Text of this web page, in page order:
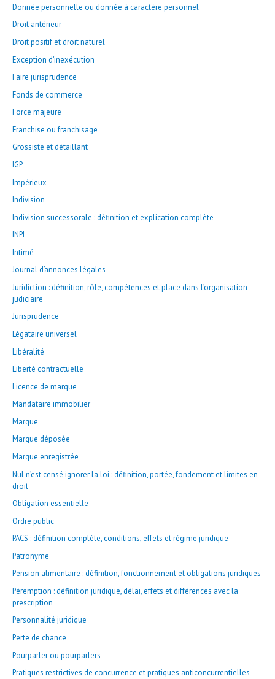
Donnée personnelle ou donnée à caractère personnel
Droit antérieur
Droit positif et droit naturel
Exception d’inexécution
Faire jurisprudence
Fonds de commerce
Force majeure
Franchise ou franchisage
Grossiste et détaillant
IGP
Impérieux
Indivision
Indivision successorale : définition et explication complète
INPI
Intimé
Journal d’annonces légales
Juridiction : définition, rôle, compétences et place dans l’organisation
judiciaire
Jurisprudence
Légataire universel
Libéralité
Liberté contractuelle
Licence de marque
Mandataire immobilier
Marque
Marque déposée
Marque enregistrée
Nul n’est censé ignorer la loi : définition, portée, fondement et limites en
droit
Obligation essentielle
Ordre public
PACS : définition complète, conditions, effets et régime juridique
Patronyme
Pension alimentaire : définition, fonctionnement et obligations juridiques
Péremption : définition juridique, délai, effets et différences avec la
prescription
Personnalité juridique
Perte de chance
Pourparler ou pourparlers
Pratiques restrictives de concurrence et pratiques anticoncurrentielles